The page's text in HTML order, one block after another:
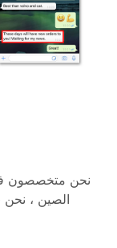
نحن متخصصون
الصين ، نحن